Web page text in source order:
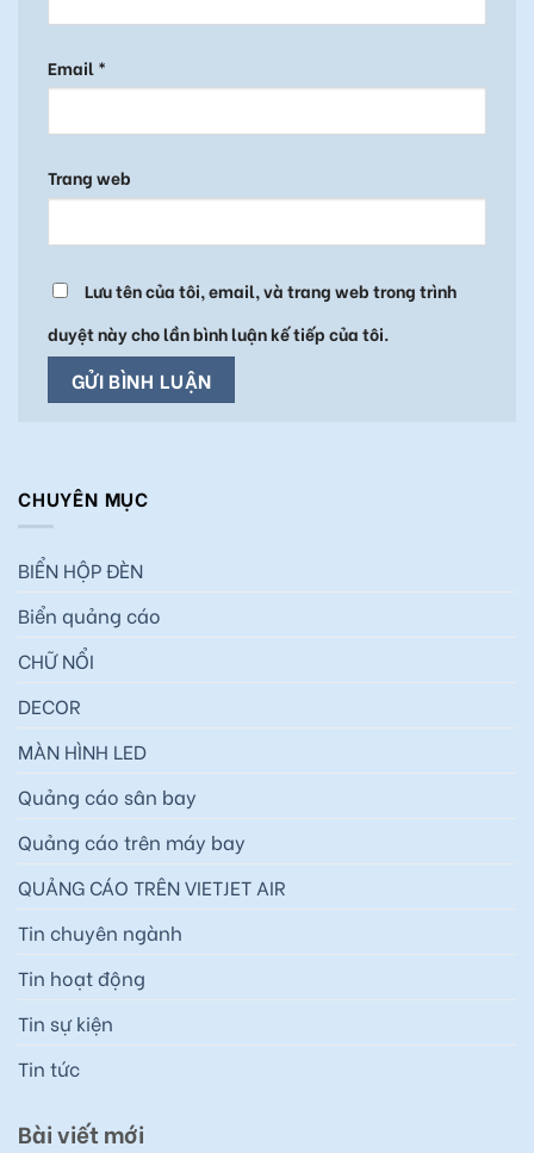
Email *
Trang web
Lưu tên của tôi, email, và trang web trong trình
duyệt này cho lần bình luận kế tiếp của tôi.
CHUYÊN MỤC
BIỂN HỘP ĐÈN
Biển quảng cáo
CHỮ NỔI
DECOR
MÀN HÌNH LED
Quảng cáo sân bay
Quảng cáo trên máy bay
QUẢNG CÁO TRÊN VIETJET AIR
Tin chuyên ngành
Tin hoạt động
Tin sự kiện
Tin tức
Bài viết mới